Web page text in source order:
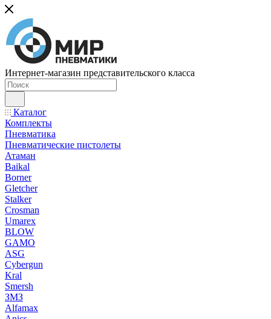
Интернет-магазин представительского класса
Каталог
Комплекты
Пневматика
Пневматические пистолеты
Атаман
Baikal
Borner
Gletcher
Stalker
Crosman
Umarex
BLOW
GAMO
ASG
Cybergun
Kral
Smersh
ЗМЗ
Alfamax